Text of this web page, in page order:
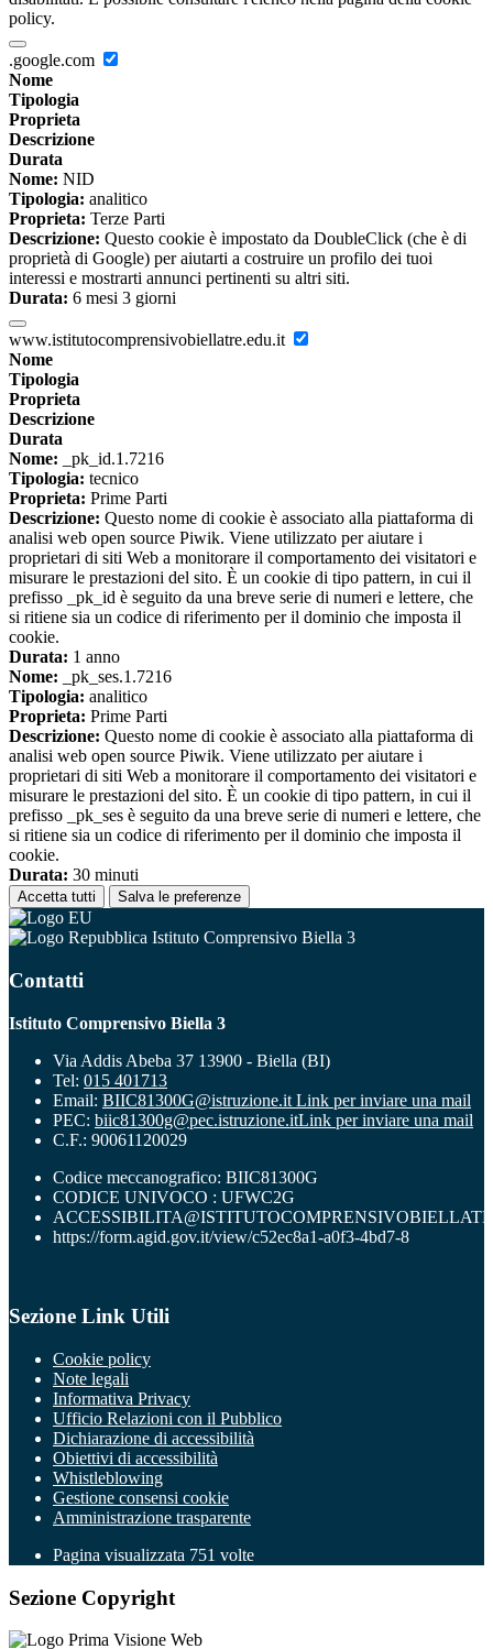
policy.
.google.com
Nome
Tipologia
Proprieta
Descrizione
Durata
Nome: NID
Tipologia: analitico
Proprieta: Terze Parti
Descrizione: Questo cookie è impostato da DoubleClick (che è di
proprietà di Google) per aiutarti a costruire un profilo dei tuoi
interessi e mostrarti annunci pertinenti su altri siti.
Durata: 6 mesi 3 giorni
www.istitutocomprensivobiellatre.edu.it
Nome
Tipologia
Proprieta
Descrizione
Durata
Nome: _pk_id.1.7216
Tipologia: tecnico
Proprieta: Prime Parti
Descrizione: Questo nome di cookie è associato alla piattaforma di
analisi web open source Piwik. Viene utilizzato per aiutare i
proprietari di siti Web a monitorare il comportamento dei visitatori e
misurare le prestazioni del sito. È un cookie di tipo pattern, in cui il
prefisso _pk_id è seguito da una breve serie di numeri e lettere, che
si ritiene sia un codice di riferimento per il dominio che imposta il
cookie.
Durata: 1 anno
Nome: _pk_ses.1.7216
Tipologia: analitico
Proprieta: Prime Parti
Descrizione: Questo nome di cookie è associato alla piattaforma di
analisi web open source Piwik. Viene utilizzato per aiutare i
proprietari di siti Web a monitorare il comportamento dei visitatori e
misurare le prestazioni del sito. È un cookie di tipo pattern, in cui il
prefisso _pk_ses è seguito da una breve serie di numeri e lettere, che
si ritiene sia un codice di riferimento per il dominio che imposta il
cookie.
Durata: 30 minuti
Accetta tutti Salva le preferenze
Istituto Comprensivo Biella 3
Contatti
Istituto Comprensivo Biella 3
Via Addis Abeba 37 13900 - Biella (BI)
Tel: 015 401713
Email: BIIC81300G@istruzione.it Link per inviare una mail
PEC: biic81300g@pec.istruzione.itLink per inviare una mail
C.F.: 90061120029
Codice meccanografico: BIIC81300G
CODICE UNIVOCO : UFWC2G
https://form.agid.gov.it/view/c52ec8a1-a0f3-4bd7-8
Sezione Link Utili
Cookie policy
Note legali
Informativa Privacy
Ufficio Relazioni con il Pubblico
Dichiarazione di accessibilità
Obiettivi di accessibilità
Whistleblowing
Gestione consensi cookie
Amministrazione trasparente
Pagina visualizzata 751 volte
Sezione Copyright